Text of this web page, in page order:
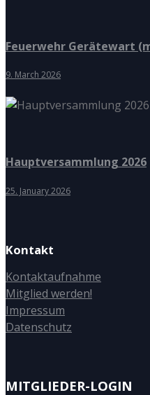
Feuerwehr Gerätewart
9. March 2026
Hauptversammlung 2026
25. January 2026
Kontakt
Kontaktaufnahme
Mitglied werden!
Impressum
Datenschutz
MITGLIEDER-LOGIN